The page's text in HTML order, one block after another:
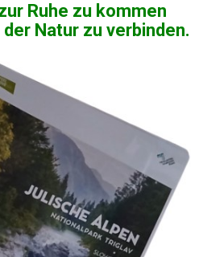
Ruhe zu kommen
Natur zu verbinden.